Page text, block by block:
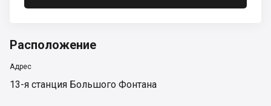
Расположение
Адрес
13-я станция Большого Фонтана